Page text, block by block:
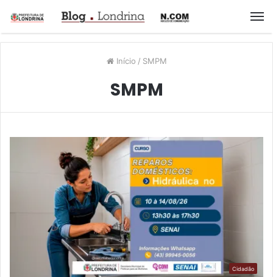
Início / SMPM
SMPM
Cidadão